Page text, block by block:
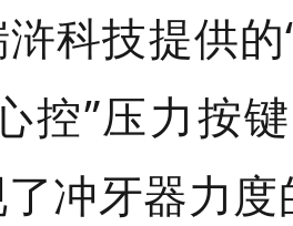
科技提供
控”压力按
冲牙器力